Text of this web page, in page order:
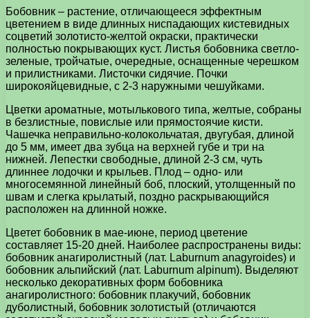
Бобовник – растение, отличающееся эффектным
цветением в виде длинных ниспадающих кистевидных
соцветий золотисто-желтой окраски, практически
полностью покрывающих куст. Листья бобовника светло-
зеленые, тройчатые, очередные, оснащенные черешком
и прилистниками. Листочки сидячие. Почки
широкояйцевидные, с 2-3 наружными чешуйками.
Цветки ароматные, мотылькового типа, желтые, собраны
в безлистные, повислые или прямостоячие кисти.
Чашечка неправильно-колокольчатая, двугубая, длиной
до 5 мм, имеет два зубца на верхней губе и три на
нижней. Лепестки свободные, длиной 2-3 см, чуть
длиннее лодочки и крыльев. Плод – одно- или
многосемянной линейный боб, плоский, утолщенный по
швам и слегка крылатый, поздно раскрывающийся
расположен на длинной ножке.
Цветет бобовник в мае-июне, период цветение
составляет 15-20 дней. Наиболее распространены виды:
бобовник анагиролистный (лат. Laburnum аnаgyroides) и
бобовник альпийский (лат. Laburnum alpinum). Выделяют
несколько декоративных форм бобовника
анагиролистного: бобовник плакучий, бобовник
дуболистный, бобовник золотистый (отличаются